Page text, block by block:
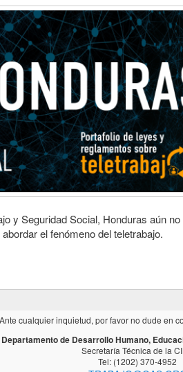
y Seguridad Social, Honduras aún
el fenómeno del teletrabajo.
Ante cualquier inquietud, por favor no dude en
Departamento de Desarrollo Humano,
Secretaría Técnica de la
Tel: (1202) 370-4952